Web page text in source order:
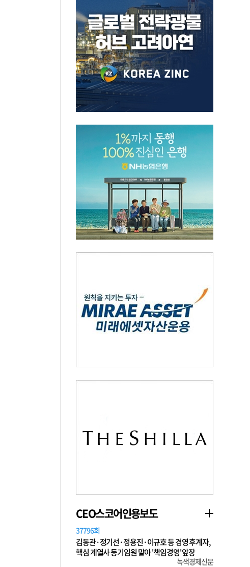
CEO스코어인용보도
37796회
김동관·정기선·정용진·이규호 등 경영 후계자,
핵심 계열사 등기임원 맡아 '책임경영' 앞장
녹색경제신문